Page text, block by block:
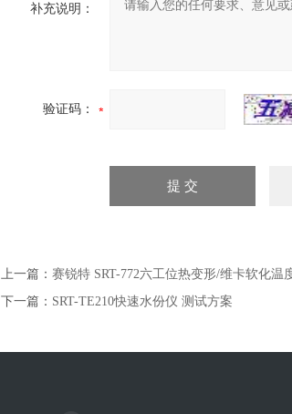
补充说明：
验证码：
上一篇： 赛锐特 SRT-772六工位热变形/维卡软化温
下一篇： SRT-TE210快速水份仪 测试方案